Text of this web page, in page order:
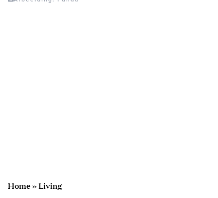
Home»Living